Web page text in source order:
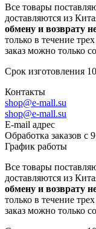
Все товары
доставляются из
обмену и возврату
только в течение
заказ можно только
Срок изготовления
Контакты
shop@e-mall.su
shop@e-mall.su
E-mail адрес
Обработка заказов
График работы
Все товары
доставляются из
обмену и возврату
только в течение
заказ можно только